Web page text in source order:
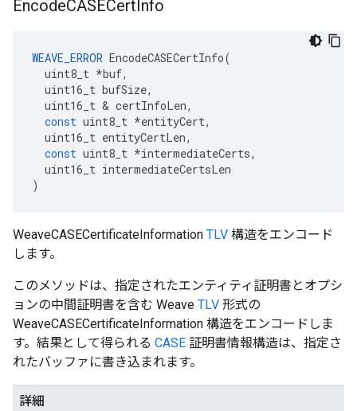
EncodeCASECert Info
WEAVE_ERROR EncodeCASECertInfo(
uint8_t *buf,
uint16_t bufSize,
uint16_t & certInfoLen,
const uint8_t *entityCert,
uint16_t entityCertLen,
const uint8_t *intermediateCerts,
uint16_t intermediateCertsLen
)
WeaveCASECertificateInformation TLV 構造をエンコード
します。
このメソッドは、指定されたエンティティ証明書とオプシ
ョンの中間証明書を含む Weave TLV 形式の
WeaveCASECertificateInformation 構造をエンコードしま
す。結果として得られる CASE 証明書情報構造は、指定さ
れたバッファに書き込まれます。
詳細